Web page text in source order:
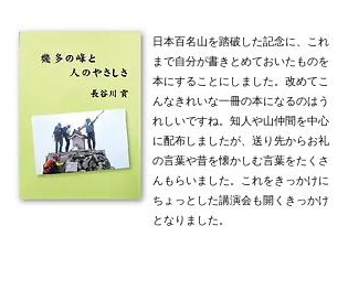
日本百名山を踏破した記念に、これ
まで自分が書きとめておいたものを
本にすることにしました。改めてこ
んなきれいな一冊の本になるのはう
れしいですね。知人や山仲間を中心
に配布しましたが、送り先からお礼
の言葉や昔を懐かしむ言葉をたくさ
んもらいました。これをきっかけに
ちょっとした講演会も開くきっかけ
となりました。